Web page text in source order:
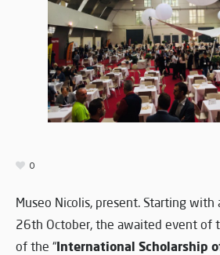
0
Museo Nicolis, present. Starting with
26th October, the awaited event of
of the “International Scholarship